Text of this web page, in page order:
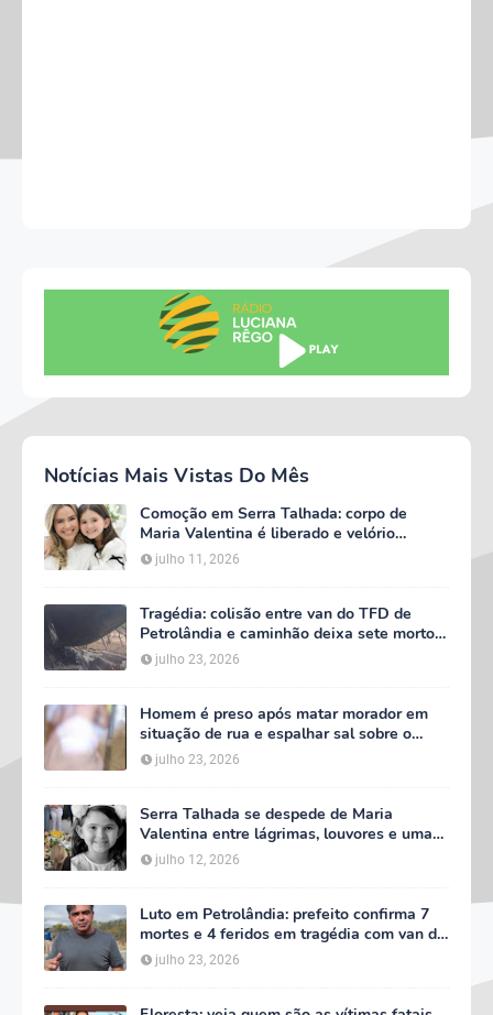
Notícias Mais Vistas Do Mês
Comoção em Serra Talhada: corpo de
Maria Valentina é liberado e velório
começa às 5h deste domingo
julho 11, 2026
Tragédia: colisão entre van do TFD de
Petrolândia e caminhão deixa sete mortos
em Floresta
julho 23, 2026
Homem é preso após matar morador em
situação de rua e espalhar sal sobre o
corpo em Serra Talhada
julho 23, 2026
Serra Talhada se despede de Maria
Valentina entre lágrimas, louvores e uma
multidão que caminhou ao lado da família
julho 12, 2026
Luto em Petrolândia: prefeito confirma 7
mortes e 4 feridos em tragédia com van do
TFD e decreta três dias de luto oficial
julho 23, 2026